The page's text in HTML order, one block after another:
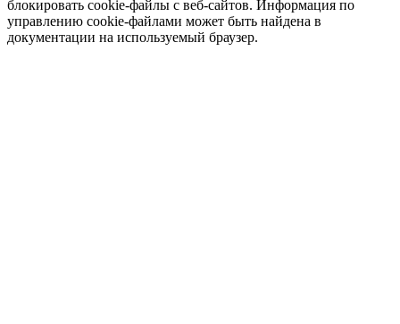
блокировать cookie-файлы c веб-сайтов. Информация по
управлению cookie-файлами может быть найдена в
документации на используемый браузер.